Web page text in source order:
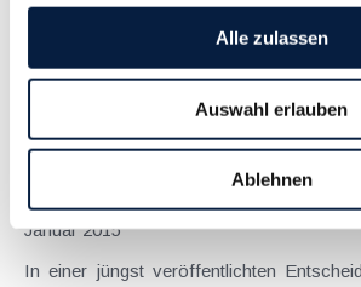
Alle zulassen
Auswahl erlauben
Ablehnen
Kein Vorsteuerabzug für
Sonderbetriebsvermögen
Januar 2015
In einer jüngst veröffentlichten